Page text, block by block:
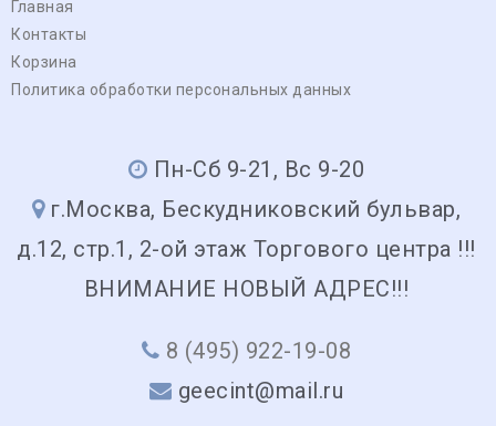
Главная
Контакты
Корзина
Политика обработки персональных данных
Пн-Сб 9-21, Вс 9-20
г.Москва, Бескудниковский бульвар,
д.12, стр.1, 2-ой этаж Торгового центра !!!
ВНИМАНИЕ НОВЫЙ АДРЕС!!!
8 (495) 922-19-08
geecint@mail.ru